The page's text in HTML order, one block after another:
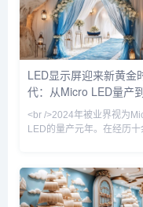
产良率提升至99.9%，这使
高清、大尺寸显示屏的成本
年前下降近六成。与此同时
COB（板上芯片）封装技
借其高防护性、高对比度和
拼接优势，在P1.0以下间距
占据主导地位，市场份额首
明科技纷纷加
LED显示屏迎来新黄金
代：从Micro LED量产
驱动，产业格局重塑在即
<br />2024年被业界视为
LED的量产元年。在经历十
LED像素间距压缩至P0.3
并成功解决巨量转移的良率
颈。据最新供应链报告，苹